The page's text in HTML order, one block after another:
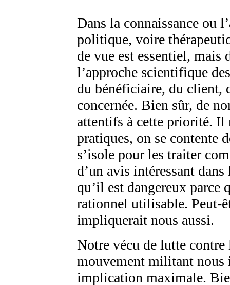
Dans la connaissance ou
politique, voire
de vue est essentiel, mais
l’approche scientifique
du bénéficiaire, du client,
concernée. Bien sûr, de
attentifs à cette priorité. Il
pratiques, on se contente
s’isole pour les traiter
d’un avis intéressant
qu’il est dangereux
rationnel utilisable. Peut-
impliquerait nous aussi.
Notre vécu de lutte contre
mouvement militant nous
implication maximale.